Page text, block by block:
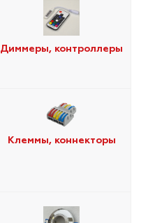
Диммеры, контроллеры
Клеммы, коннекторы